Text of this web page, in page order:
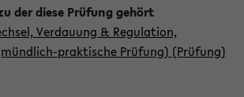
Verdauung & Regulation,
praktische Prüfung) (Prüfung)